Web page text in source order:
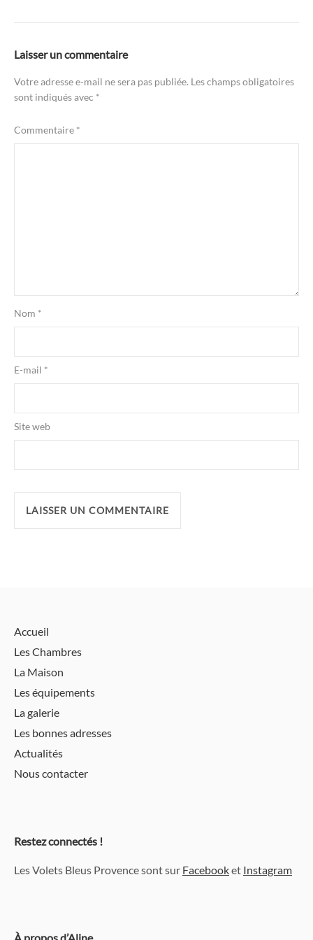
Laisser un commentaire
Votre adresse e-mail ne sera pas publiée. Les champs obligatoires
sont indiqués avec *
Commentaire *
Nom *
E-mail *
Site web
Accueil
Les Chambres
La Maison
Les équipements
La galerie
Les bonnes adresses
Actualités
Nous contacter
Restez connectés !
Les Volets Bleus Provence sont sur Facebooket Instagram